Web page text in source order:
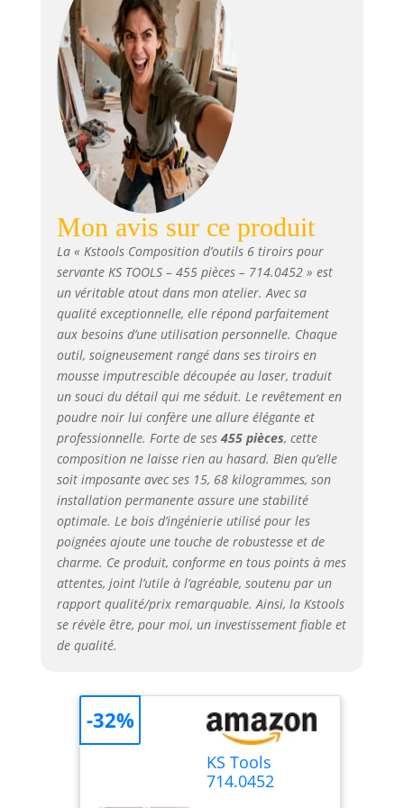
besoins des
professionnels.
Nous sommes
devenus, en 18
ans, un acteur
incontournable du
marché de
l'outillage à main
professionnel et
cela grâce à vous !
outils découpée au
laser - Résistant
aux huiles et
produits
chimiques -
Mousse
imputrescible KS
TOOLS s'efforce de
vous fournir des
produits pratiques
votre espace de
travail selon vos
désirs et vos
besoins. Outillage
alliant qualité,
robustesse,
esthétique,
performance,
technologie de
pointe et confort
de travail, avec les
outils KStools, le
Mon avis sur ce produit
La « Kstools Composition d’outils 6 tiroirs pour
servante KS TOOLS – 455 pièces – 714.0452 » est
un véritable atout dans mon atelier. Avec sa
qualité exceptionnelle, elle répond parfaitement
aux besoins d’une utilisation personnelle. Chaque
outil, soigneusement rangé dans ses tiroirs en
mousse imputrescible découpée au laser, traduit
un souci du détail qui me séduit. Le revêtement en
poudre noir lui confère une allure élégante et
professionnelle. Forte de ses 455 pièces, cette
composition ne laisse rien au hasard. Bien qu’elle
soit imposante avec ses 15, 68 kilogrammes, son
installation permanente assure une stabilité
optimale. Le bois d’ingénierie utilisé pour les
poignées ajoute une touche de robustesse et de
charme. Ce produit, conforme en tous points à mes
attentes, joint l’utile à l’agréable, soutenu par un
rapport qualité/prix remarquable. Ainsi, la Kstools
se révèle être, pour moi, un investissement fiable et
de qualité.
KS Tools
714.0452
-32%